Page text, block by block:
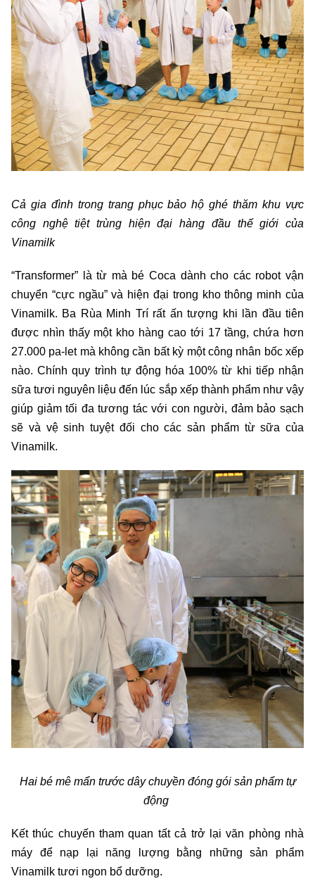
Cả gia đình trong trang phục bảo hộ ghé thăm khu vực
công nghệ tiệt trùng hiện đại hàng đầu thế giới của
Vinamilk
“Transformer” là từ mà bé Coca dành cho các robot vận
chuyển “cực ngầu” và hiện đại trong kho thông minh của
Vinamilk. Ba Rùa Minh Trí rất ấn tượng khi lần đầu tiên
được nhìn thấy một kho hàng cao tới 17 tầng, chứa hơn
27.000 pa-let mà không cần bất kỳ một công nhân bốc xếp
nào. Chính quy trình tự động hóa 100% từ khi tiếp nhận
sữa tươi nguyên liệu đến lúc sắp xếp thành phẩm như vậy
giúp giảm tối đa tương tác với con người, đảm bảo sạch
sẽ và vệ sinh tuyệt đối cho các sản phẩm từ sữa của
Vinamilk.
Hai bé mê mẩn trước dây chuyền đóng gói sản phẩm tự
động
Kết thúc chuyến tham quan tất cả trở lại văn phòng nhà
máy để nạp lại năng lượng bằng những sản phẩm
Vinamilk tươi ngon bổ dưỡng.